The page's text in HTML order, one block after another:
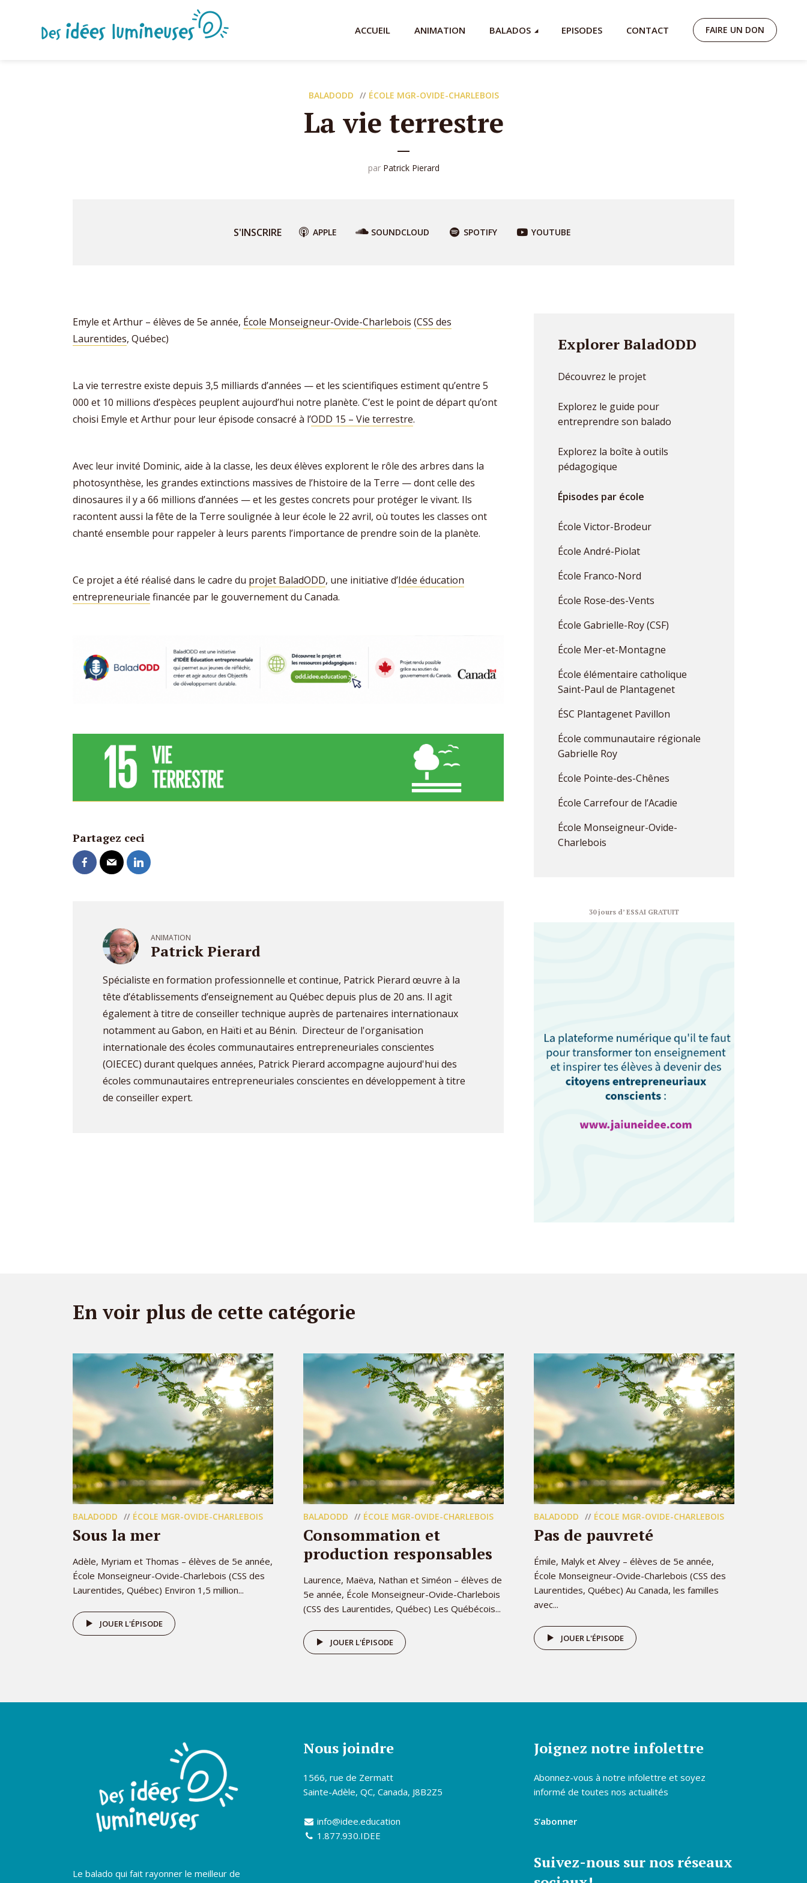
ACCUEIL ANIMATION BALADOS EPISODES CONTACT FAIRE UN DON
BALADODD ÉCOLE MGR-OVIDE-CHARLEBOIS
La vie terrestre
par Patrick Pierard
S'INSCRIRE APPLE SOUNDCLOUD SPOTIFY YOUTUBE
Emyle et Arthur – élèves de 5e année, École Monseigneur-Ovide-Charlebois (CSS des
Laurentides, Québec)
La vie terrestre existe depuis 3,5 milliards d’années — et les scientifiques estiment qu’entre 5
000 et 10 millions d’espèces peuplent aujourd’hui notre planète. C’est le point de départ qu’ont
choisi Emyle et Arthur pour leur épisode consacré à l’ODD 15 – Vie terrestre.
Avec leur invité Dominic, aide à la classe, les deux élèves explorent le rôle des arbres dans la
photosynthèse, les grandes extinctions massives de l’histoire de la Terre — dont celle des
dinosaures il y a 66 millions d’années — et les gestes concrets pour protéger le vivant. Ils
racontent aussi la fête de la Terre soulignée à leur école le 22 avril, où toutes les classes ont
chanté ensemble pour rappeler à leurs parents l’importance de prendre soin de la planète.
Ce projet a été réalisé dans le cadre du projet BaladODD, une initiative d’Idée éducation
entrepreneuriale financée par le gouvernement du Canada.
Partagez ceci
ANIMATION
Patrick Pierard
Spécialiste en formation professionnelle et continue, Patrick Pierard œuvre à la
tête d’établissements d’enseignement au Québec depuis plus de 20 ans. Il agit
également à titre de conseiller technique auprès de partenaires internationaux
notamment au Gabon, en Haïti et au Bénin. Directeur de l'organisation
internationale des écoles communautaires entrepreneuriales conscientes
(OIECEC) durant quelques années, Patrick Pierard accompagne aujourd'hui des
écoles communautaires entrepreneuriales conscientes en développement à titre
de conseiller expert.
Explorer BaladODD
Découvrez le projet
Explorez le guide pour
entreprendre son balado
Explorez la boîte à outils
pédagogique
Épisodes par école
École Victor-Brodeur
École André-Piolat
École Franco-Nord
École Rose-des-Vents
École Gabrielle-Roy (CSF)
École Mer-et-Montagne
École élémentaire catholique
Saint-Paul de Plantagenet
ÉSC Plantagenet Pavillon
École communautaire régionale
Gabrielle Roy
École Pointe-des-Chênes
École Carrefour de l’Acadie
École Monseigneur-Ovide-
Charlebois
30 jours d’ ESSAI GRATUIT
En voir plus de cette catégorie
BALADODD ÉCOLE MGR-OVIDE-CHARLEBOIS
Sous la mer
Adèle, Myriam et Thomas – élèves de 5e année,
École Monseigneur-Ovide-Charlebois (CSS des
Laurentides, Québec) Environ 1,5 million...
JOUER L'ÉPISODE
BALADODD ÉCOLE MGR-OVIDE-CHARLEBOIS
Consommation et
production responsables
Laurence, Maëva, Nathan et Siméon – élèves de
5e année, École Monseigneur-Ovide-Charlebois
(CSS des Laurentides, Québec) Les Québécois...
JOUER L'ÉPISODE
BALADODD ÉCOLE MGR-OVIDE-CHARLEBOIS
Pas de pauvreté
Émile, Malyk et Alvey – élèves de 5e année,
École Monseigneur-Ovide-Charlebois (CSS des
Laurentides, Québec) Au Canada, les familles
avec...
JOUER L'ÉPISODE
Le balado qui fait rayonner le meilleur de
Nous joindre
1566, rue de Zermatt
Sainte-Adèle, QC, Canada, J8B2Z5
info@idee.education
1.877.930.IDEE
Joignez notre infolettre
Abonnez-vous à notre infolettre et soyez
informé de toutes nos actualités
S’abonner
Suivez-nous sur nos réseaux